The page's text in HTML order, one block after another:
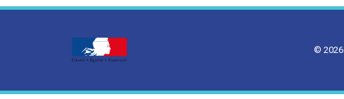
© 2026